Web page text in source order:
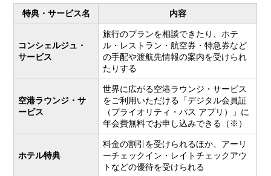
特典・サービス名 内容
コンシェルジュ・
サービス
旅行のプランを相談できたり、ホテ
ル・レストラン・航空券・特急券など
の手配や渡航先情報の案内を受けられ
たりする
空港ラウンジ・サ
ービス
世界に広がる空港ラウンジ・サービス
をご利用いただける「デジタル会員証
（プライオリティ・パス アプリ）」に
年会費無料でお申し込みできる（※）
ホテル特典
料金の割引を受けられるほか、アーリ
ーチェックイン・レイトチェックアウ
トなどの優待を受けられる